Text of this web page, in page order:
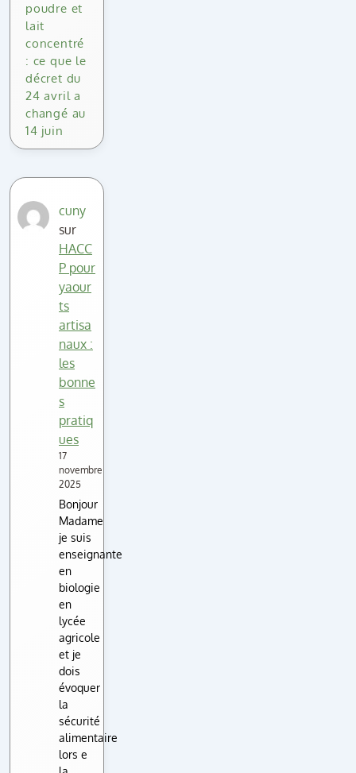
poudre et
lait
concentré
: ce que le
décret du
24 avril a
changé au
14 juin
cuny
sur
HACC
P pour
yaour
ts
artisa
naux :
les
bonne
s
pratiq
ues
17
novembre
2025
Bonjour
Madame
je suis
enseignante
en
biologie
en
lycée
agricole
et je
dois
évoquer
la
sécurité
alimentaire
lors e